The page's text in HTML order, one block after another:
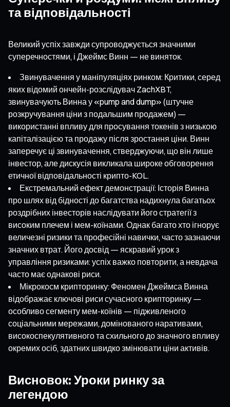
та відповідальності
Великий успіх завжди супроводжується значними
суперечностями, і Джеймс Винн — не виняток.
Звинувачення у маніпуляціях ринком: Критики, серед
яких відомий ончейн-розслідувач ZachXBT,
звинувачують Винна у «pump and dump» (штучне
розкручування ціни з подальшим продажем) —
використанні впливу для просування токенів з низькою
капіталізацією та продажу після зростання ціни. Винн
заперечує ці звинувачення, стверджуючи, що він лише
інвестор, але дискусія викликала широке обговорення
етичної відповідальності крипто-KOL.
Екстремальний ефект демонстрації: Історія Винна
про шлях від бідності до багатства надихнула багатьох
роздрібних інвесторів наслідувати його стратегії з
високим плечем і мем-коїнами. Однак багато хто ігнорує
величезні ризики та професійні навички, часто зазнаючи
значних втрат. Його досвід — яскравий урок з
управління ризиками: успіх важко повторити, а невдача
часто має однакові риси.
Мікрокосм крипторинку: Феномен Джеймса Винна
відображає ключові риси сучасного крипторинку —
особливо сегменту мем-коїнів — підживленого
соціальними мережами, домінованого наративами,
високоспекулятивного та схильного до значного впливу
окремих осіб, здатних швидко змінювати ціни активів.
Висновок: Уроки ринку за
легендою